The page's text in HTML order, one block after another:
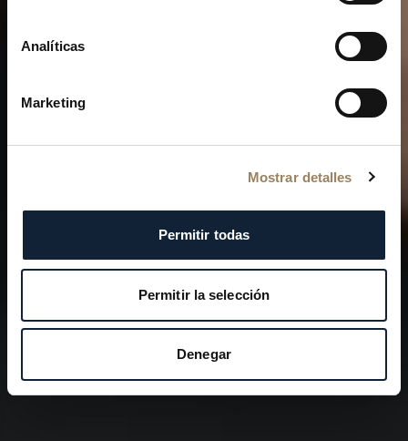
Analíticas
Marketing
Mostrar detalles
Permitir todas
Permitir la selección
Denegar
La saga del icono Breguet